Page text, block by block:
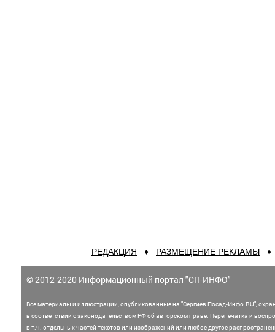
РЕДАКЦИЯ ♦ РАЗМЕЩЕНИЕ РЕКЛАМЫ
© 2012-2020 Информационный портал "СП-ИНФО"
Все материалы и иллюстрации,опубликованные на "Сергиев Посад-Инфо.RU",
в соответствии с законодательством РФ об авторском праве. Перепечатка и
в т.ч. отдельных частей текстов или изображений или любое другое